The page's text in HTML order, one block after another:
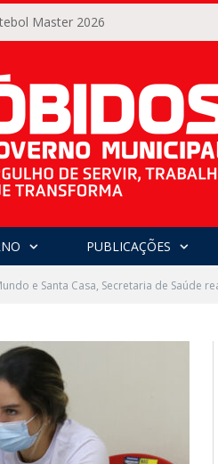
Master 2026
PUBLICAÇÕES
e Santa Casa, Secretaria de Saúde